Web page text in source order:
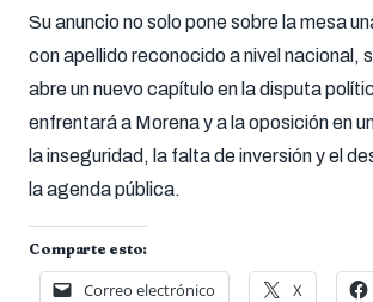
Su anuncio no solo pone sobre la mesa
con apellido reconocido a nivel nacional,
abre un nuevo capítulo en la disputa
enfrentará a Morena y a la oposición en
la inseguridad, la falta de inversión y el
la agenda pública.
Comparte esto:
Correo electrónico X